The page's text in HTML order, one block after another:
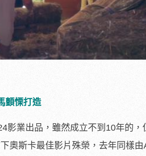
顫慄打造
影業出品， 雖然成立不到10年的，
奧斯卡最佳影片殊榮，去年同樣